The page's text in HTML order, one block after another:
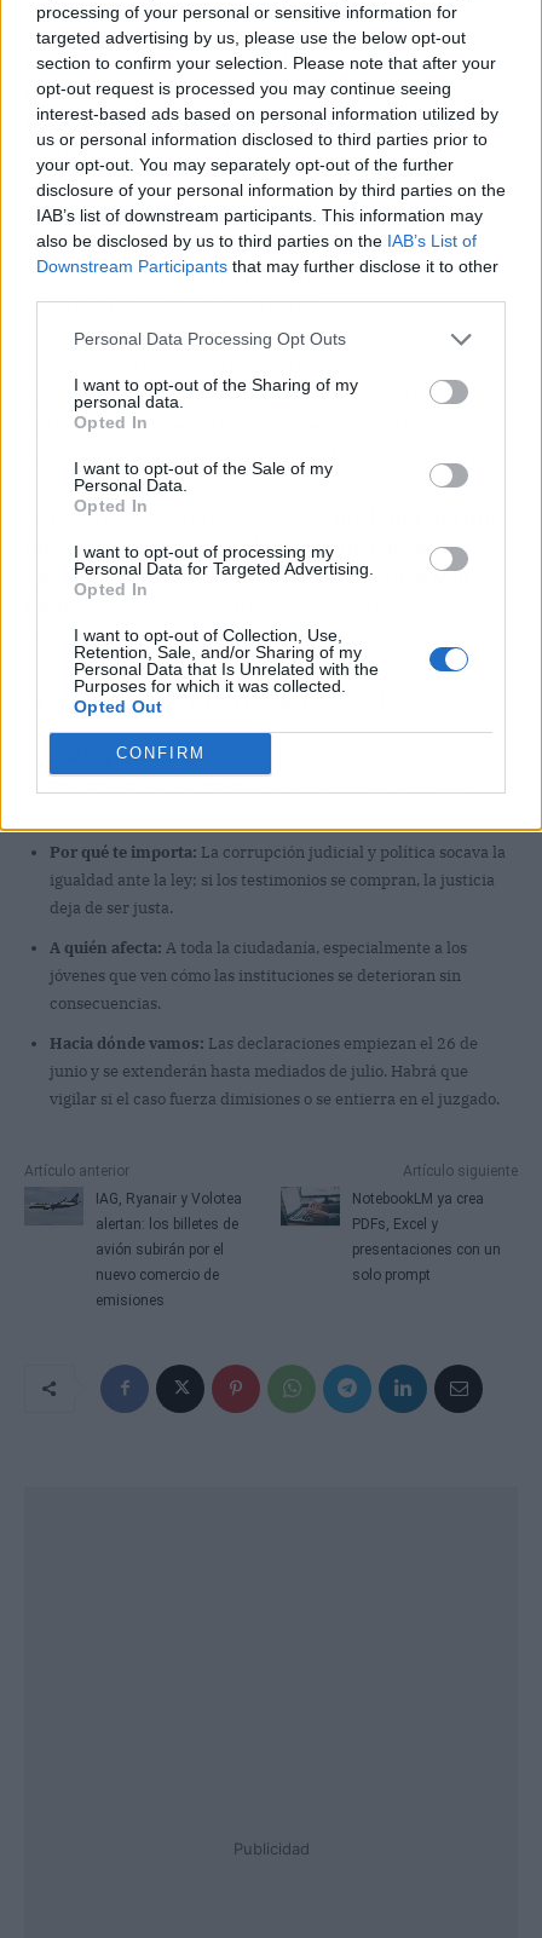
processing of your personal or sensitive information for
targeted advertising by us, please use the below opt-out
section to confirm your selection. Please note that after your
opt-out request is processed you may continue seeing
interest-based ads based on personal information utilized by
us or personal information disclosed to third parties prior to
your opt-out. You may separately opt-out of the further
disclosure of your personal information by third parties on the
IAB’s list of downstream participants. This information may
also be disclosed by us to third parties on the IAB’s List of
Downstream Participants that may further disclose it to other
Personal Data Processing Opt Outs
I want to opt-out of the Sharing of my
personal data.
Opted In
I want to opt-out of the Sale of my
Personal Data.
Opted In
I want to opt-out of processing my
Personal Data for Targeted Advertising.
Opted In
I want to opt-out of Collection, Use,
Retention, Sale, and/or Sharing of my
Personal Data that Is Unrelated with the
Purposes for which it was collected.
Opted Out
CONFIRM
La corrupción no es solo un escándalo
mediático:erosiona los cimientos de un Estado
que debería ser igual para todos. Cuando se
intenta comprar a testigos o se utiliza el poder
político para desactivar causas judiciales, el
mensaje para la calle es demoledor: la justicia
no es igual para todos. Los jóvenes, que ya
desconfían de las instituciones, ven otro
capítulo de una serie repetitiva que les aleja de
la participación democrática.
Koldo, en el que ya se investigan mordidas y
tráfico de influencias. Lo que ahora añade el
caso Leire es la presunta manipulación activa
de procedimientos judiciales desde dentro del
partido que sostiene al
pasa sin responsabilidades políticas se
agranda la brecha entre los despachos y la
que paga sus impuestos y cumple las
leyes.
📌 En claves: lo que debes saber
Qué ha pasado:El juez Pedraz cita a Cristina Narbona como
Por qué te importa: La corrupción judicial y política socava la
igualdad ante la ley; si los testimonios se compran, la justicia
deja de ser justa.
A quién afecta: A toda la ciudadanía, especialmente a los
jóvenes que ven cómo las instituciones se deterioran sin
consecuencias.
Hacia dónde vamos: Las declaraciones empiezan el 26 de
junio y se extenderán hasta mediados de julio. Habrá que
vigilar si el caso fuerza dimisiones o se entierra en el juzgado.
Artículo anterior
IAG, Ryanair y Volotea
alertan: los billetes de
avión subirán por el
nuevo comercio de
emisiones
Artículo siguiente
NotebookLM ya crea
PDFs, Excel y
presentaciones con un
solo prompt
Publicidad